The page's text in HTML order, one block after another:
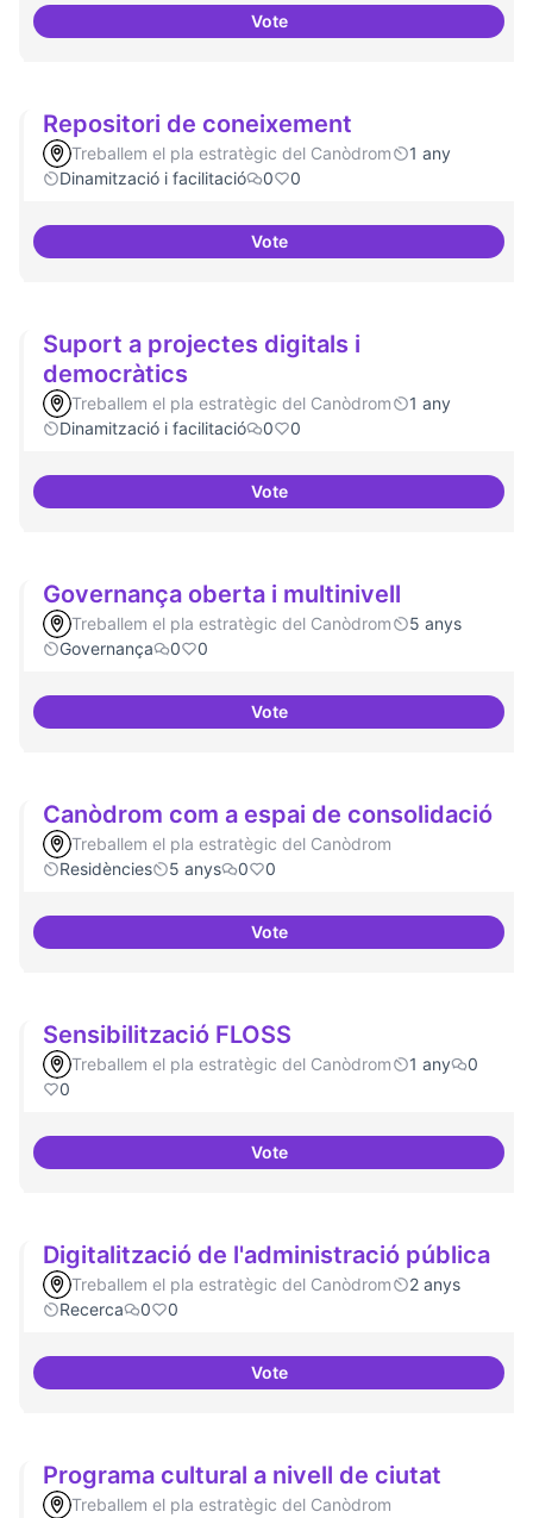
VoteFestival feminisme digital
Repositori de coneixement
Treballem el pla estratègic del Canòdrom
1 any
Dinamització i facilitació
0 0
VoteRepositori de coneixement
Suport a projectes digitals i
democràtics
Treballem el pla estratègic del Canòdrom
1 any
Dinamització i facilitació
0 0
VoteSuport a projectes digitals i
Governança oberta i multinivell
Treballem el pla estratègic del Canòdrom
5 anys
Governança
0 0
VoteGovernança oberta i multinivell
Canòdrom com a espai de consolidació
Treballem el pla estratègic del Canòdrom
Residències
5 anys 0 0
VoteCanòdrom com a espai de
Sensibilització FLOSS
Treballem el pla estratègic del Canòdrom 1 any
0
0
VoteSensibilització FLOSS
Digitalització de l'administració pública
Treballem el pla estratègic del Canòdrom
2 anys
Recerca
0 0
VoteDigitalització de l'administració
Programa cultural a nivell de ciutat
Treballem el pla estratègic del Canòdrom